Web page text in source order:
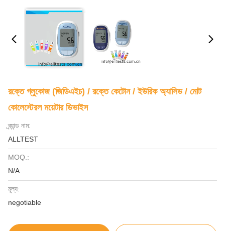
রক্তে গ্লুকোজ (জিডিএইচ) / রক্তে কেটোন / ইউরিক অ্যাসিড / মোট
কোলেস্টেরল ময়েটার ডিভাইস
ব্র্যান্ড নাম:
ALLTEST
MOQ.:
N/A
মূল্য:
negotiable